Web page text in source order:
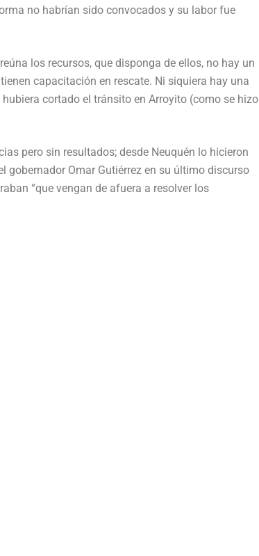
no habrían sido convocados y su labor fue
los recursos, que disponga de ellos, no hay un
capacitación en rescate. Ni siquiera hay una
cortado el tránsito en Arroyito (como se hizo
pero sin resultados; desde Neuquén lo hicieron
gobernador Omar Gutiérrez en su último discurso
“que vengan de afuera a resolver los